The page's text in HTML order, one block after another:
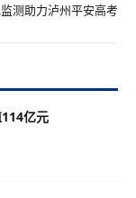
测助力泸州平安高考
亿元